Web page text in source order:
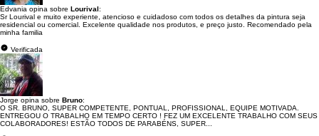
Edvania opina sobre Lourival:
Sr Lourival e muito experiente, atencioso e cuidadoso com todos os detalhes da pintura seja
residencial ou comercial. Excelente qualidade nos produtos, e preço justo. Recomendado pela
minha familia
Verificada
Jorge opina sobre Bruno:
O SR. BRUNO, SUPER COMPETENTE, PONTUAL, PROFISSIONAL, EQUIPE MOTIVADA.
ENTREGOU O TRABALHO EM TEMPO CERTO ! FEZ UM EXCELENTE TRABALHO COM SEUS
COLABORADORES! ESTÃO TODOS DE PARABÉNS, SUPER...